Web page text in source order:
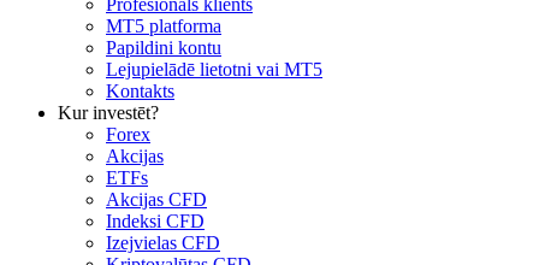
MT5 platforma
Papildini kontu
Lejupielādē lietotni vai MT5
Kontakts
Kur investēt?
Forex
Akcijas
ETFs
Akcijas CFD
Indeksi CFD
Izejvielas CFD